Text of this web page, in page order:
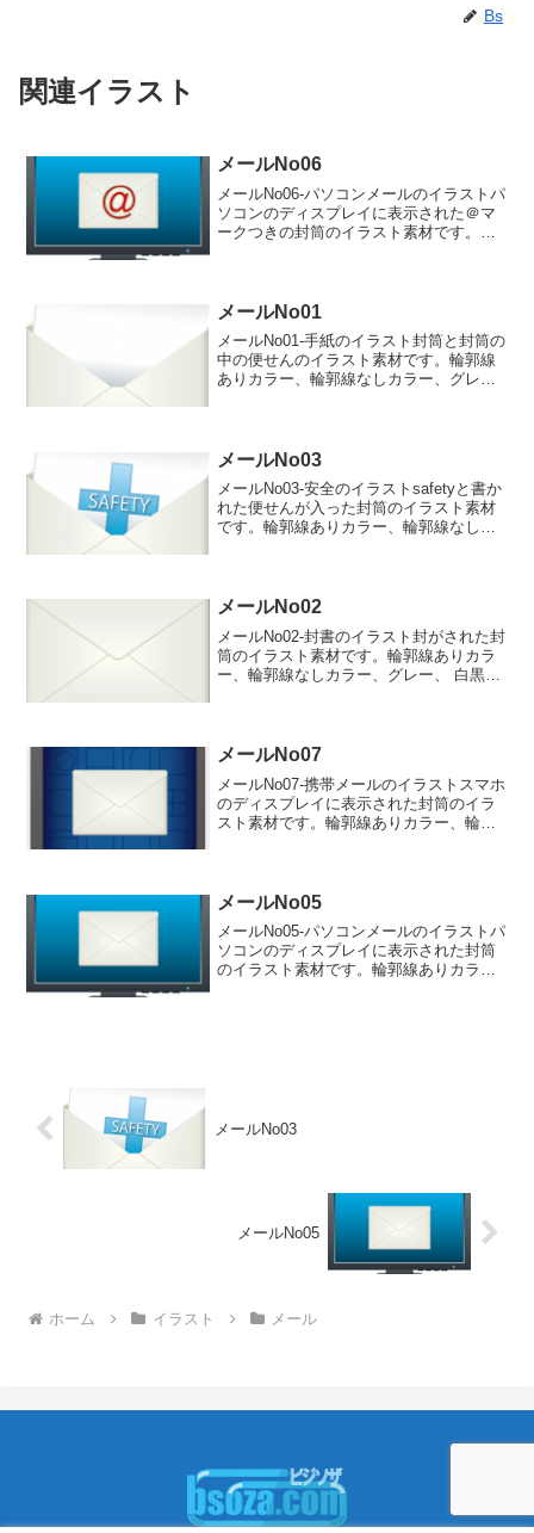
Bs
関連イラスト
メールNo06
メールNo06-パソコンメールのイラストパ
ソコンのディスプレイに表示された＠マ
ークつきの封筒のイラスト素材です。輪
された＠マークつ...
メールNo01
メールNo01-手紙のイラスト封筒と封筒の
中の便せんのイラスト素材です。輪郭線
ありカラー、輪郭線なしカラー、グレ
黒
メールNo03
メールNo03-安全のイラストsafetyと書か
れた便せんが入った封筒のイラスト素材
です。輪郭線ありカラー、輪郭線なしカ
輪郭...
メールNo02
メールNo02-封書のイラスト封がされた封
筒のイラスト素材です。輪郭線ありカラ
ー、輪郭線なしカラー、グレー、 白黒の
メールNo07
メールNo07-携帯メールのイラストスマホ
のディスプレイに表示された封筒のイラ
スト素材です。輪郭線ありカラー、輪郭
郭線あり 輪郭線...
メールNo05
メールNo05-パソコンメールのイラストパ
ソコンのディスプレイに表示された封筒
のイラスト素材です。輪郭線ありカラ
メールNo03
メールNo05
ホーム イラスト メール